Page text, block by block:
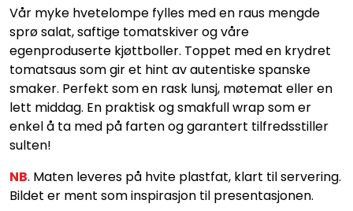
Vår myke hvetelompe fylles med en raus mengde
sprø salat, saftige tomatskiver og våre
egenproduserte kjøttboller. Toppet med en krydret
tomatsaus som gir et hint av autentiske spanske
smaker. Perfekt som en rask lunsj, møtemat eller en
lett middag. En praktisk og smakfull wrap som er
enkel å ta med på farten og garantert tilfredsstiller
sulten!
NB. Maten leveres på hvite plastfat, klart til servering.
Bildet er ment som inspirasjon til presentasjonen.
Minnestund
Påsmurt
Konditori
Grillmat